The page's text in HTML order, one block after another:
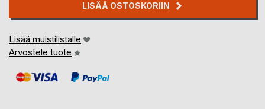
LISÄÄ OSTOSKORIIN
Lisää muistilistalle
Arvostele tuote